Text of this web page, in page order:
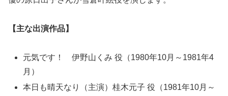
【主な出演作品】
元気です！ 伊野山くみ 役（1980年10月～1981年4
月）
本日も晴天なり（主演）桂木元子 役（1981年10月～